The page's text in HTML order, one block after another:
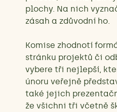
plochy. Na nich
zásah a zdůvodní ho.
Komise zhodnotí
stránku projektů či
vybere tři nejlepší,
únoru veřejně
také jejich
že všichni tři včetně